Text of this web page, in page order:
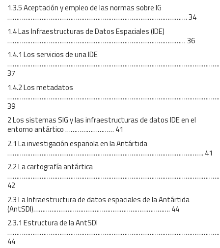
1.3.5 Aceptación y empleo de las normas sobre IG
………………………………………………………………………………………. 34
1.4 Las Infraestructuras de Datos Espaciales (IDE)
……………………………………………………………………………………… 36
1.4.1 Los servicios de una IDE
37
1.4.2 Los metadatos
39
2 Los sistemas SIG y las infraestructuras de datos IDE en el
entorno antártico ……………………… 41
2.1 La investigación española en la Antártida
………………………………………………………………………………………………. 41
2.2 La cartografía antártica
42
2.3 La Infraestructura de datos espaciales de la Antártida
(AntSDI)…………………………………………………………………. 44
2.3.1 Estructura de la AntSDI
44